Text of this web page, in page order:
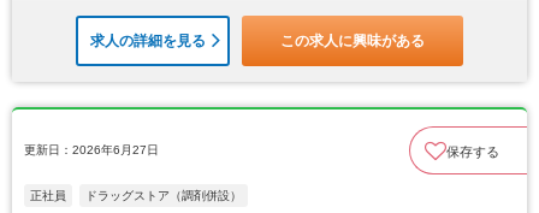
求人の詳細を見る この求人に興味がある
更新日：2026年6月27日 保存する
正社員 ドラッグストア（調剤併設）